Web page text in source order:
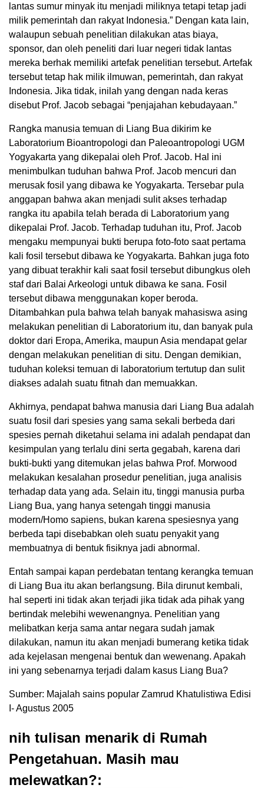
lantas sumur minyak itu menjadi miliknya tetapi tetap jadi
milik pemerintah dan rakyat Indonesia.” Dengan kata lain,
walaupun sebuah penelitian dilakukan atas biaya,
sponsor, dan oleh peneliti dari luar negeri tidak lantas
mereka berhak memiliki artefak penelitian tersebut. Artefak
tersebut tetap hak milik ilmuwan, pemerintah, dan rakyat
Indonesia. Jika tidak, inilah yang dengan nada keras
disebut Prof. Jacob sebagai “penjajahan kebudayaan.”
Rangka manusia temuan di Liang Bua dikirim ke
Laboratorium Bioantropologi dan Paleoantropologi UGM
Yogyakarta yang dikepalai oleh Prof. Jacob. Hal ini
menimbulkan tuduhan bahwa Prof. Jacob mencuri dan
merusak fosil yang dibawa ke Yogyakarta. Tersebar pula
anggapan bahwa akan menjadi sulit akses terhadap
rangka itu apabila telah berada di Laboratorium yang
dikepalai Prof. Jacob. Terhadap tuduhan itu, Prof. Jacob
mengaku mempunyai bukti berupa foto-foto saat pertama
kali fosil tersebut dibawa ke Yogyakarta. Bahkan juga foto
yang dibuat terakhir kali saat fosil tersebut dibungkus oleh
staf dari Balai Arkeologi untuk dibawa ke sana. Fosil
tersebut dibawa menggunakan koper beroda.
Ditambahkan pula bahwa telah banyak mahasiswa asing
melakukan penelitian di Laboratorium itu, dan banyak pula
doktor dari Eropa, Amerika, maupun Asia mendapat gelar
dengan melakukan penelitian di situ. Dengan demikian,
tuduhan koleksi temuan di laboratorium tertutup dan sulit
diakses adalah suatu fitnah dan memuakkan.
Akhirnya, pendapat bahwa manusia dari Liang Bua adalah
suatu fosil dari spesies yang sama sekali berbeda dari
spesies pernah diketahui selama ini adalah pendapat dan
kesimpulan yang terlalu dini serta gegabah, karena dari
bukti-bukti yang ditemukan jelas bahwa Prof. Morwood
melakukan kesalahan prosedur penelitian, juga analisis
terhadap data yang ada. Selain itu, tinggi manusia purba
Liang Bua, yang hanya setengah tinggi manusia
modern/Homo sapiens, bukan karena spesiesnya yang
berbeda tapi disebabkan oleh suatu penyakit yang
membuatnya di bentuk fisiknya jadi abnormal.
Entah sampai kapan perdebatan tentang kerangka temuan
di Liang Bua itu akan berlangsung. Bila dirunut kembali,
hal seperti ini tidak akan terjadi jika tidak ada pihak yang
bertindak melebihi wewenangnya. Penelitian yang
melibatkan kerja sama antar negara sudah jamak
dilakukan, namun itu akan menjadi bumerang ketika tidak
ada kejelasan mengenai bentuk dan wewenang. Apakah
ini yang sebenarnya terjadi dalam kasus Liang Bua?
Sumber: Majalah sains popular Zamrud Khatulistiwa Edisi
I- Agustus 2005
nih tulisan menarik di Rumah
Pengetahuan. Masih mau
melewatkan?: